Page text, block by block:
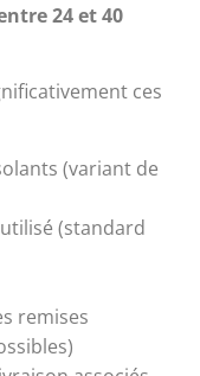
24 et 40
ces
(variant de
(standard
remises